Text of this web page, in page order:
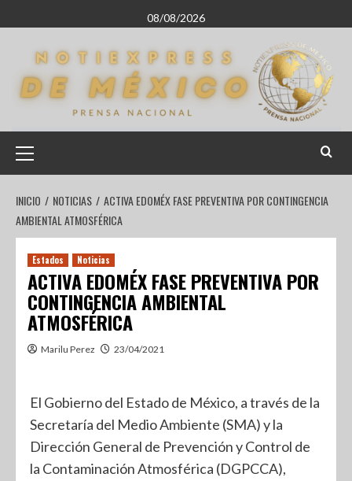
08/08/2026
INICIO NOTICIAS
ACTIVA EDOMÉX FASE PREVENTIVA POR CONTINGENCIA
AMBIENTAL ATMOSFÉRICA
Estados Noticias
ACTIVA EDOMÉX FASE PREVENTIVA POR
CONTINGENCIA AMBIENTAL
ATMOSFÉRICA
Marilu Perez 23/04/2021
El Gobierno del Estado de México, a través de la
Secretaría del Medio Ambiente (SMA) y la
Dirección General de Prevención y Control de
la Contaminación Atmosférica (DGPCCA),